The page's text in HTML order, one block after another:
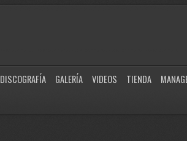
DISCOGRAFÍA GALERÍA VIDEOS TIENDA